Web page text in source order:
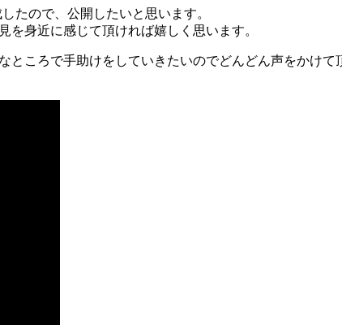
たので、公開したいと思います。
身近に感じて頂ければ嬉しく思います。
ころで手助けをしていきたいのでどんどん声をかけて